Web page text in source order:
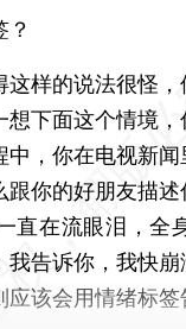
样的说法很怪，
想下面这个情境
中，你在电视新
你的好朋友描述
直在流眼泪，全
我告诉你，我快
应该会用情绪标